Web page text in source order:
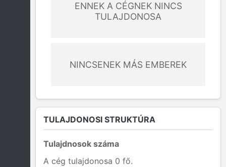
ENNEK A CÉGNEK NINCS
TULAJDONOSA
NINCSENEK MÁS EMBEREK
TULAJDONOSI STRUKTÚRA
Tulajdnosok száma
A cég tulajdonosa 0 fő.